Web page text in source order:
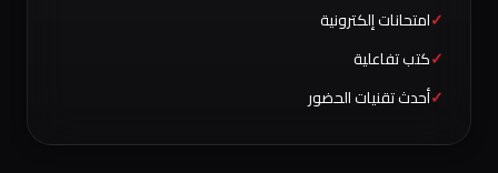
امتحانات إلكترونية
كتب تفاعلية
أحدث تقنيات الحضور